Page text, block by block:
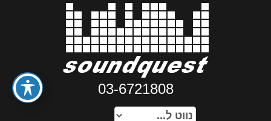
03-6721808